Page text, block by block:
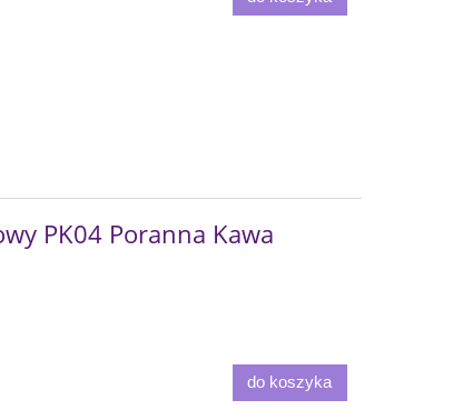
PK04 Poranna Kawa
do koszyka